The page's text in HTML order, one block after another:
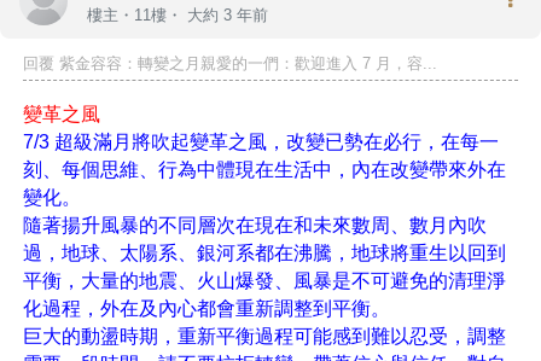
樓主 ・11樓・ 大約 3 年前
回覆 紫金容容：轉變之月親愛的一們：歡迎進入 7 月，容...
變革之風
7/3 超級滿月將吹起變革之風，改變已勢在必行，在每一
刻、每個思維、行為中體現在生活中，內在改變帶來外在
變化。
隨著揚升風暴的不同層次在現在和未來數周、數月內吹
過，地球、太陽系、銀河系都在沸騰，地球將重生以回到
平衡，大量的地震、火山爆發、風暴是不可避免的清理淨
化過程，外在及內心都會重新調整到平衡。
巨大的動盪時期，重新平衡過程可能感到難以忍受，調整